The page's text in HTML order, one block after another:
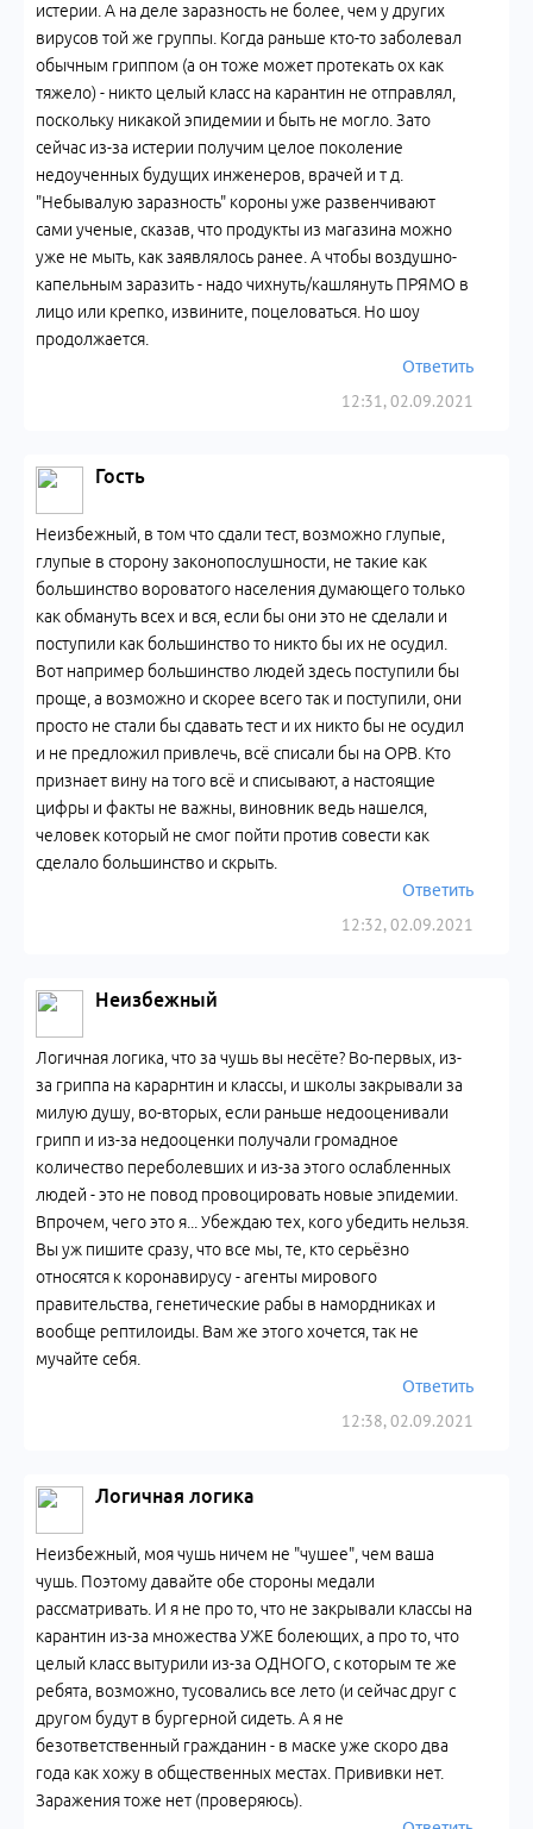
12:31, 02.09.2021
истерии. А на деле заразность не более, чем у других
вирусов той же группы. Когда раньше кто-то заболевал
обычным гриппом (а он тоже может протекать ох как
тяжело) - никто целый класс на карантин не отправлял,
поскольку никакой эпидемии и быть не могло. Зато
сейчас из-за истерии получим целое поколение
недоученных будущих инженеров, врачей и т д.
"Небывалую заразность" короны уже развенчивают
сами ученые, сказав, что продукты из магазина можно
уже не мыть, как заявлялось ранее. А чтобы воздушно-
капельным заразить - надо чихнуть/кашлянуть ПРЯМО в
лицо или крепко, извините, поцеловаться. Но шоу
продолжается.
Ответить
Гость
12:32, 02.09.2021
Неизбежный, в том что сдали тест, возможно глупые,
глупые в сторону законопослушности, не такие как
большинство вороватого населения думающего только
как обмануть всех и вся, если бы они это не сделали и
поступили как большинство то никто бы их не осудил.
Вот например большинство людей здесь поступили бы
проще, а возможно и скорее всего так и поступили, они
просто не стали бы сдавать тест и их никто бы не осудил
и не предложил привлечь, всё списали бы на ОРВ. Кто
признает вину на того всё и списывают, а настоящие
цифры и факты не важны, виновник ведь нашелся,
человек который не смог пойти против совести как
сделало большинство и скрыть.
Ответить
Неизбежный
12:38, 02.09.2021
Логичная логика, что за чушь вы несёте? Во-первых, из-
за гриппа на карарнтин и классы, и школы закрывали за
милую душу, во-вторых, если раньше недооценивали
грипп и из-за недооценки получали громадное
количество переболевших и из-за этого ослабленных
людей - это не повод провоцировать новые эпидемии.
Впрочем, чего это я... Убеждаю тех, кого убедить нельзя.
Вы уж пишите сразу, что все мы, те, кто серьёзно
относятся к коронавирусу - агенты мирового
правительства, генетические рабы в намордниках и
вообще рептилоиды. Вам же этого хочется, так не
мучайте себя.
Ответить
Логичная логика
Неизбежный, моя чушь ничем не "чушее", чем ваша
чушь. Поэтому давайте обе стороны медали
рассматривать. И я не про то, что не закрывали классы на
карантин из-за множества УЖЕ болеющих, а про то, что
целый класс вытурили из-за ОДНОГО, с которым те же
ребята, возможно, тусовались все лето (и сейчас друг с
другом будут в бургерной сидеть. А я не
безответственный гражданин - в маске уже скоро два
года как хожу в общественных местах. Прививки нет.
Заражения тоже нет (проверяюсь).